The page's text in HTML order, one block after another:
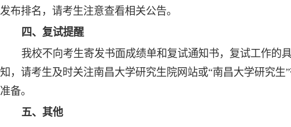
发布排名，请考生注意查看相关公告。
四、复试提醒
我校不向考生寄发书面成绩单和复试通知书，复试工作的
知 ， 请考生及时关注南昌大学研究生院网站或“南昌大学研究
准备。
五、其他